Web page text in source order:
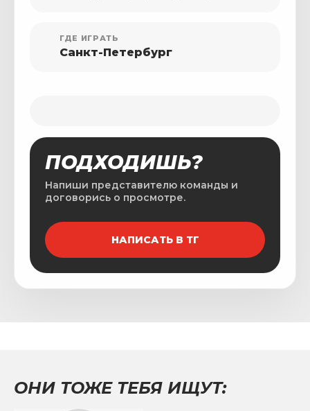
ГДЕ ИГРАТЬ
Санкт-Петербург
ПОДХОДИШЬ?
Напиши представителю команды и
договорись о просмотре.
НАПИСАТЬ В ТГ
ОНИ ТОЖЕ ТЕБЯ ИЩУТ: